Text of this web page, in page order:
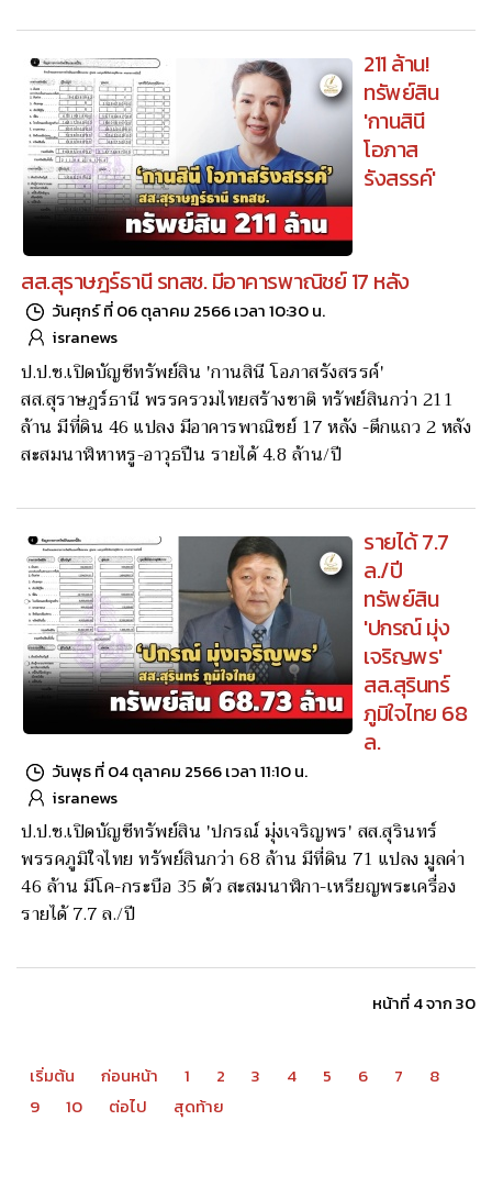
211 ล้าน!
ทรัพย์สิน
'กานสินี
โอภาส
รังสรรค์'
สส.สุราษฎร์ธานี รทสช. มีอาคารพาณิชย์ 17 หลัง
วันศุกร์ ที่ 06 ตุลาคม 2566 เวลา 10:30 น.
isranews
ป.ป.ช.เปิดบัญชีทรัพย์สิน 'กานสินี โอภาสรังสรรค์'
สส.สุราษฎร์ธานี พรรครวมไทยสร้างชาติ ทรัพย์สินกว่า 211
ล้าน มีที่ดิน 46 แปลง มีอาคารพาณิชย์ 17 หลัง -ตึกแถว 2 หลัง
สะสมนาฬิหาหรู-อาวุธปืน รายได้ 4.8 ล้าน/ปี
รายได้ 7.7
ล./ปี
ทรัพย์สิน
'ปกรณ์ มุ่ง
เจริญพร'
สส.สุรินทร์
ภูมิใจไทย 68
ล.
วันพุธ ที่ 04 ตุลาคม 2566 เวลา 11:10 น.
isranews
ป.ป.ช.เปิดบัญชีทรัพย์สิน 'ปกรณ์ มุ่งเจริญพร' สส.สุรินทร์
พรรคภูมิใจไทย ทรัพย์สินกว่า 68 ล้าน มีที่ดิน 71 แปลง มูลค่า
46 ล้าน มีโค-กระบือ 35 ตัว สะสมนาฬิกา-เหรียญพระเครื่อง
รายได้ 7.7 ล./ปี
หน้าที่ 4 จาก 30
เริ่มต้น ก่อนหน้า 1 2 3 4 5 6 7
8
9
10 ต่อไป สุดท้าย